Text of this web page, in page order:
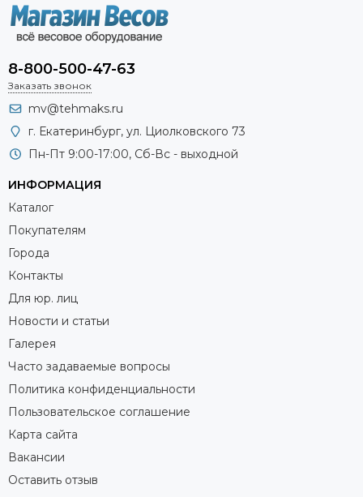
8-800-500-47-63
Заказать звонок
mv@tehmaks.ru
г. Екатеринбург, ул. Циолковского 73
Пн-Пт 9:00-17:00, Сб-Вс - выходной
ИНФОРМАЦИЯ
Каталог
Покупателям
Города
Контакты
Для юр. лиц
Новости и статьи
Галерея
Часто задаваемые вопросы
Политика конфиденциальности
Пользовательское соглашение
Карта сайта
Вакансии
Оставить отзыв